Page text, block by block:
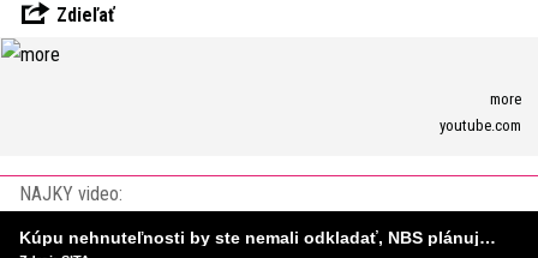
Zdieľať
more
youtube.com
NAJKY video:
Kúpu nehnuteľnosti by ste nemali odkladať, NBS plánuje sprísniť pravidlá pri hypotékach